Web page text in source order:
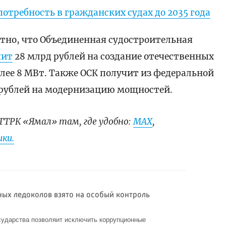
в гражданских судах до 2035 года
что Объединенная судостроительная
28 млрд рублей на создание отечественных
8 МВт. Также ОСК получит из федеральной
на модернизацию мощностей.
«Ямал» там, где удобно:МАХ,
ледоколов взято на особый контроль
позволяит исключить коррупционные